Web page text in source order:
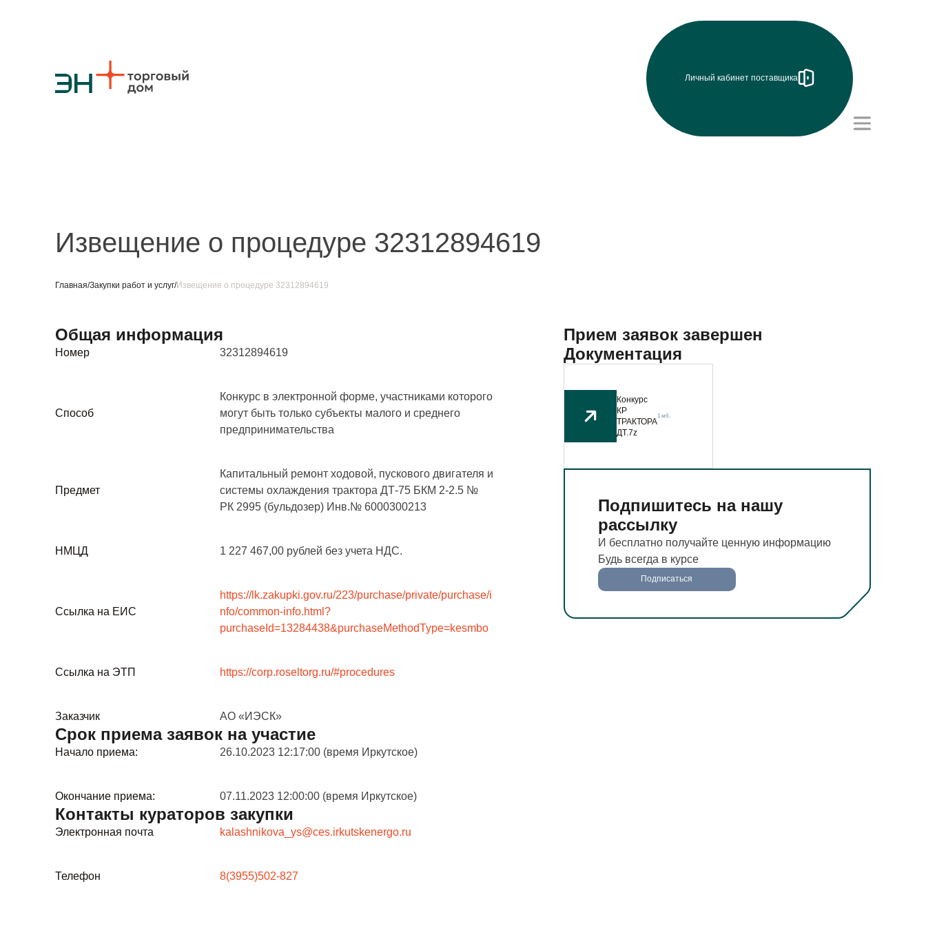
Личный кабинет поставщика
Извещение о процедуре 32312894619
Главная/Закупки работ и услуг/Извещение о процедуре 32312894619
Общая информация
Номер 32312894619
Способ
Конкурс в электронной форме, участниками которого
могут быть только субъекты малого и среднего
предпринимательства
Предмет
Капитальный ремонт ходовой, пускового двигателя и
системы охлаждения тpактоpа ДТ-75 БКМ 2-2.5 №
РК 2995 (бульдозер) Инв.№ 6000300213
НМЦД 1 227 467,00 рублей без учета НДС.
Ссылка на ЕИС
https://lk.zakupki.gov.ru/223/purchase/private/purchase/i
nfo/common-info.html?
purchaseId=13284438&purchaseMethodType=kesmbo
Ссылка на ЭТП https://corp.roseltorg.ru/#procedures
Заказчик АО «ИЭСК»
Срок приема заявок на участие
Начало приема: 26.10.2023 12:17:00 (время Иркутское)
Окончание приема: 07.11.2023 12:00:00 (время Иркутское)
Контакты кураторов закупки
Электронная почта kalashnikova_ys@ces.irkutskenergo.ru
Телефон 8(3955)502-827
Прием заявок завершен
Документация
Конкурс
КР
ТРАКТОРА
ДТ.7z
1 мб.
Подпишитесь на нашу
рассылку
И бесплатно получайте ценную информацию
Будь всегда в курсе
Подписаться